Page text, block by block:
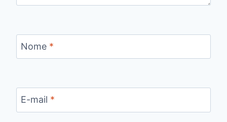
Nome *
E-mail *